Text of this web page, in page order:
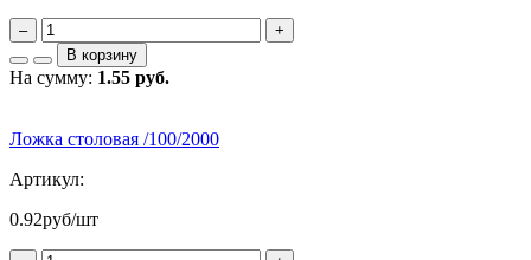
–
+
В корзину
На сумму: 1.55 руб.
Ложка столовая /100/2000
Артикул:
0.92руб/шт